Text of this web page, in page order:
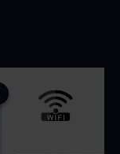
was:
8440,96 €.
is:
6330,72 €.